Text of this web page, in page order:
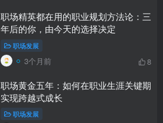
职场精英都在用的职业规划方法论：三
年后的你，由今天的选择决定
职场发展
3个月前 8
职场黄金五年：如何在职业生涯关键期
实现跨越式成长
职场发展